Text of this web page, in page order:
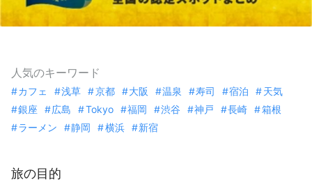
人気のキーワード
カフェ 浅草 京都 大阪 温泉 寿司 宿泊
天気
銀座
広島 Tokyo 福岡 渋谷 神戸 長崎
箱根
ラーメン
静岡 横浜 新宿
旅の目的